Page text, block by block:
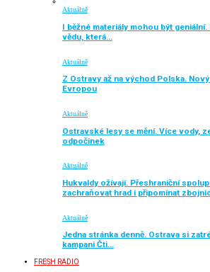
Aktuálně
I běžné materiály mohou být
vědu, která…
Aktuálně
Z Ostravy až na východ Polska.
Evropou
Aktuálně
Ostravské lesy se mění. Více vody,
odpočinek
Aktuálně
Hukvaldy ožívají. Přeshraniční
zachraňovat hrad i připomínat
Aktuálně
Jedna stránka denně. Ostrava si
kampani Čti…
FRESH RADIO